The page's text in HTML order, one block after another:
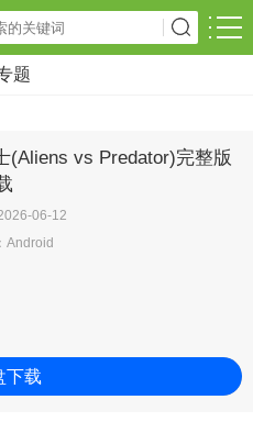
题
(Aliens vs Predator)完整版
06-12
Android
下载